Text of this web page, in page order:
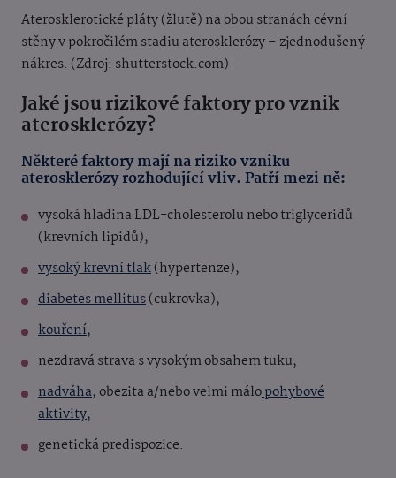
Aterosklerotické pláty (žlutě) na obou stranách cévní
stěny v pokročilém stadiu aterosklerózy – zjednodušený
nákres. (Zdroj: shutterstock.com)
Jaké jsou rizikové faktory pro vznik
aterosklerózy?
Některé faktory mají na riziko vzniku
aterosklerózy rozhodující vliv. Patří mezi ně:
vysoká hladina LDL-cholesterolu nebo triglyceridů
(krevních lipidů),
vysoký krevní tlak(hypertenze),
diabetes mellitus(cukrovka),
kouření,
nezdravá strava s vysokým obsahem tuku,
nadváha,obezita a/nebo velmi málopohybové
aktivity,
genetická predispozice.